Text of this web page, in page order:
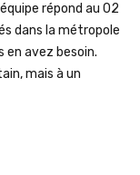
répond au 02
dans la métropole
en avez besoin.
mais à un